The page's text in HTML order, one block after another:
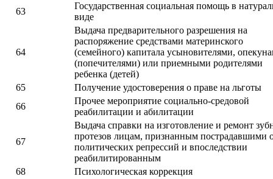
63
Государственная социальная помощь в
виде
64
Выдача предварительного разрешения на
распоряжение средствами материнского
(семейного) капитала усыновителями,
(попечителями) или приемными родителями
ребенка (детей)
65
Получение удостоверения о праве на льготы
66
Прочее мероприятие социально-средовой
реабилитации и абилитации
67
Выдача справки на изготовление и ремонт
протезов лицам, признанным пострадавшими
политических репрессий и впоследствии
реабилитированным
68
Психологическая коррекция